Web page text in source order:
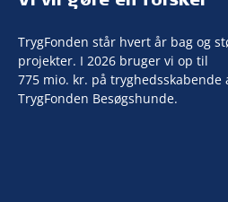
TrygFonden står hvert år bag og
projekter. I 2026 bruger vi op til
775 mio. kr. på
TrygFonden Besøgshunde.